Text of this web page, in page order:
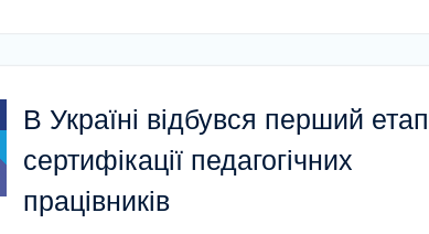
В Україні відбувся перший етап
сертифікації педагогічних
працівників